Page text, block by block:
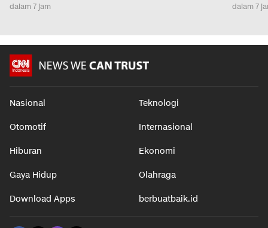
dalam 7 jam dalam 7
Nasional Teknologi
Otomotif Internasional
Hiburan Ekonomi
Gaya Hidup Olahraga
Download Apps berbuatbaik.id